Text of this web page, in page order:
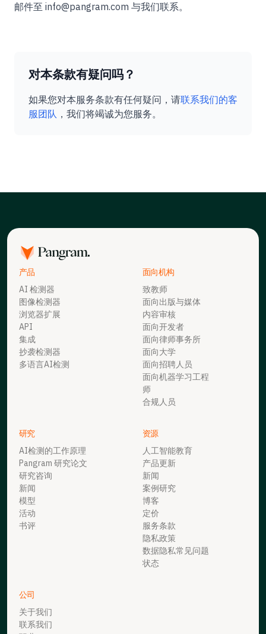
邮件至 info@pangram.com 与我们联系。
对本条款有疑问吗？
如果您对本服务条款有任何疑问，请联系我们的客
服团队 ，我们将竭诚为您服务。
产品
AI 检测器
图像检测器
浏览器扩展
API
集成
抄袭检测器
多语言AI检测
面向机构
致教师
面向出版与媒体
内容审核
面向开发者
面向律师事务所
面向大学
面向招聘人员
面向机器学习工程
师
合规人员
研究
AI检测的工作原理
Pangram 研究论文
研究咨询
新闻
模型
活动
书评
资源
人工智能教育
产品更新
新闻
案例研究
博客
定价
服务条款
隐私政策
数据隐私常见问题
状态
公司
关于我们
联系我们